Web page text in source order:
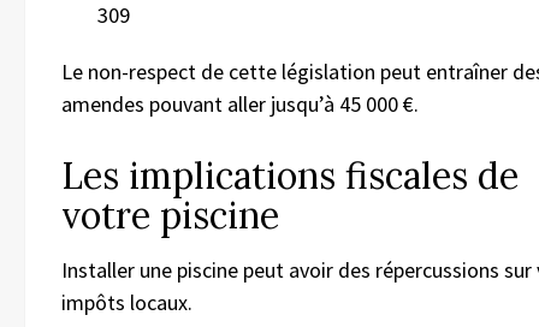
309
Le non-respect de cette législation peut entraîner
amendes pouvant aller jusqu’à 45 000 €.
Les implications fiscales de
votre piscine
Installer une piscine peut avoir des répercussions sur
impôts locaux.